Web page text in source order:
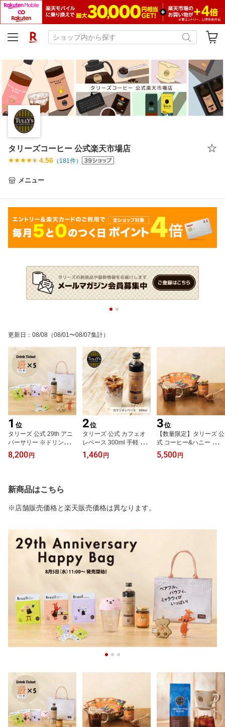
タリーズコーヒー 公式楽天市場店
4.56 （ 181件）
メニュー
更新日 ： 08/08 （08/01〜08/07集計）
1 位
タリーズ 公式 29th アニ
バーサリー ※ドリンクチ
ケット 5枚付 タリーズコ
ーヒー
8,200 円
2位
タリーズ 公式 カフェオ
レベース 300ml 手軽 本
格的 無糖 カフェオレベ
ース スペシャルティコー
用 すっきり飲みやすい
1,460 円
3位
【数量限定】タリーズ 公
式 コーヒー&ハニー トラ
イアルセット
5,500 円
新商品はこちら
※店舗販売価格と楽天販売価格は異なります。